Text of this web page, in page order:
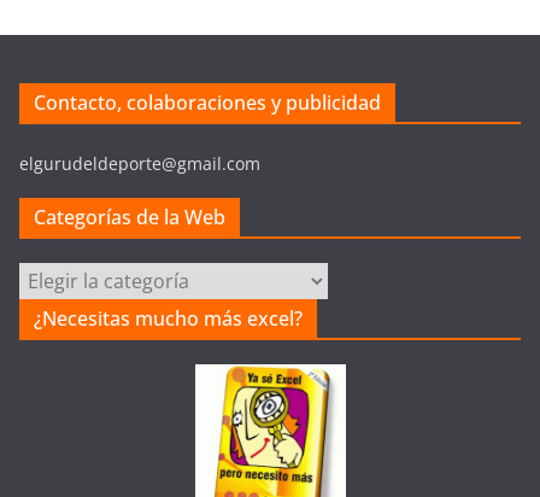
Contacto, colaboraciones y publicidad
elgurudeldeporte@gmail.com
Categorías de la Web
Categorías
de
la
¿Necesitas mucho más excel?